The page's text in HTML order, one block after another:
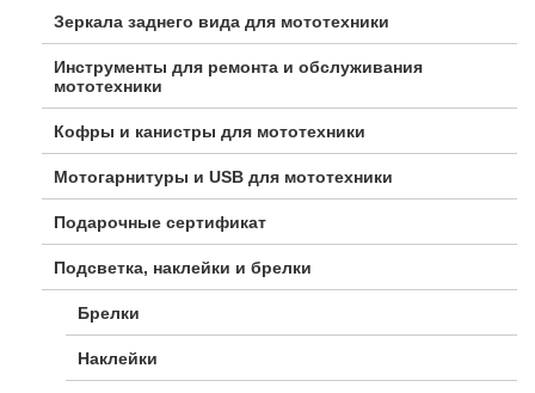
Зеркала заднего вида для мототехники
Инструменты для ремонта и обслуживания
мототехники
Кофры и канистры для мототехники
Мотогарнитуры и USB для мототехники
Подарочные сертификат
Подсветка, наклейки и брелки
Брелки
Наклейки